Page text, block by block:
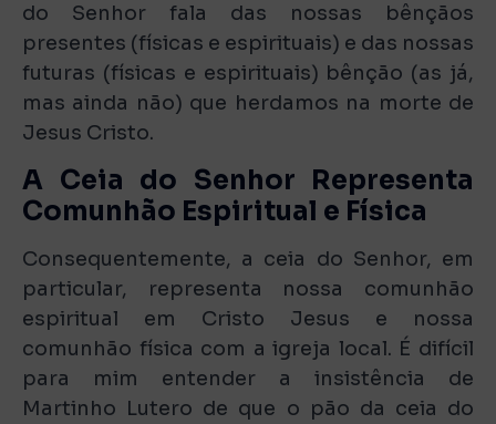
do Senhor fala das nossas bênçãos
presentes (físicas e espirituais) e das nossas
futuras (físicas e espirituais) bênção (as já,
mas ainda não) que herdamos na morte de
Jesus Cristo.
A Ceia do Senhor Representa
Comunhão Espiritual e Física
Consequentemente, a ceia do Senhor, em
particular, representa nossa comunhão
espiritual em Cristo Jesus e nossa
comunhão física com a igreja local. É difícil
para mim entender a insistência de
Martinho Lutero de que o pão da ceia do